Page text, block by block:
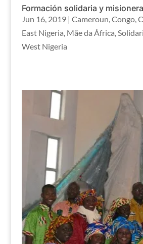
Formación solidaria y
Jun 16, 2019| Cameroun,Congo,
East Nigeria, Mãe da África,
West Nigeria